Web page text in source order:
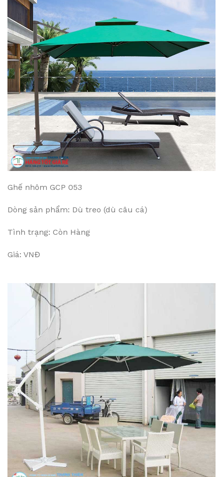
Ghế nhôm GCP 053
Dòng sản phẩm: Dù treo (dù câu cá)
Tình trạng: Còn Hàng
Giá: VNĐ